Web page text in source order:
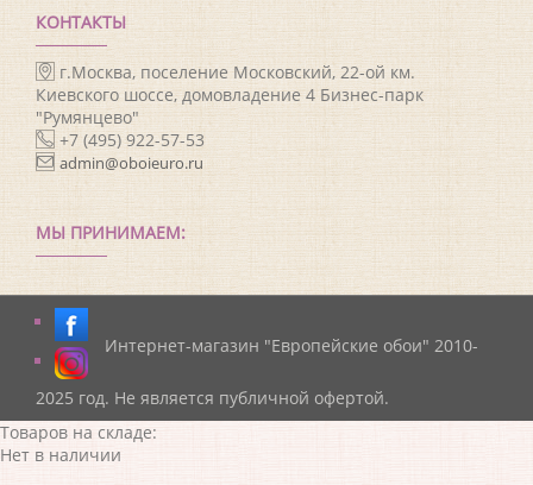
КОНТАКТЫ
г.Москва, поселение Московский, 22-ой км.
Киевского шоссе, домовладение 4 Бизнес-парк
"Румянцево"
+7 (495) 922-57-53
admin@oboieuro.ru
МЫ ПРИНИМАЕМ:
Интернет-магазин "Европейские обои" 2010-
2025 год. Не является публичной офертой.
Товаров на складе:
Нет в наличии